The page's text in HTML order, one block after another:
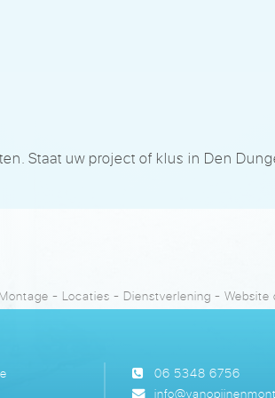
Staat uw project of klus in Den
- Locaties - Dienstverlening - Website
06 5348 6756